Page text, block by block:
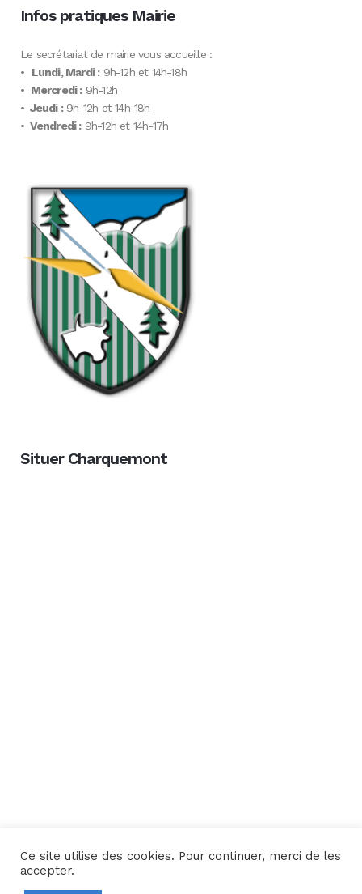
Infos pratiques Mairie
Le secrétariat de mairie vous accueille :
• Lundi, Mardi :9h-12h et 14h-18h
• Mercredi :9h-12h
• Jeudi :9h-12h et 14h-18h
• Vendredi :9h-12h et 14h-17h
Situer Charquemont
Une réalisation Yata!
Ce site utilise des cookies. Pour continuer, merci de les
accepter.